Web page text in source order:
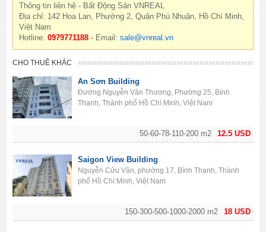
Thông tin liên hệ - Bất Động Sản VNREAL
Địa chỉ: 142 Hoa Lan, Phường 2, Quận Phú Nhuận, Hồ Chí Minh,
Việt Nam
Hotline:0979771188 - Email:sale@vnreal.vn
CHO THUÊ KHÁC
12.5 USD
50-60-78-110-200 m2
An Sơn Building
Đường Nguyễn Văn Thương, Phường 25, Bình
Thạnh, Thành phố Hồ Chí Minh, Việt Nam
18 USD
150-300-500-1000-2000 m2
Saigon View Building
Nguyễn Cửu Vân, phường 17, Bình Thạnh, Thành
phố Hồ Chí Minh, Việt Nam